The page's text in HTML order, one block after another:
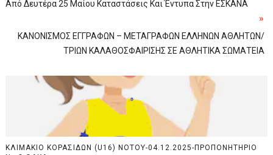
Από Δευτέρα 25 Μαίου Καταστάσεις Και Έντυπα Στην ΕΣΚΑΝΑ
»
ΚΑΝΟΝΙΣΜΟΣ ΕΓΓΡΑΦΩΝ – ΜΕΤΑΓΡΑΦΩΝ ΕΛΛΗΝΩΝ ΑΘΛΗΤΩΝ/
ΤΡΙΩΝ ΚΑΛΑΘΟΣΦΑΙΡΙΣΗΣ ΣΕ ΑΘΛΗΤΙΚΑ ΣΩΜΑΤΕΙΑ
ΚΛΙΜΑΚΙΟ ΚΟΡΑΣΙΔΩΝ (U16) NOTOY-04.12.2025-ΠΡΟΠΟΝΗΤΗΡΙΟ